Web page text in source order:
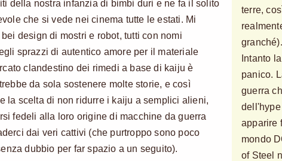
della nostra infanzia di bimbi duri e ne fa il solito
che si vede nei cinema tutte le estati. Mi
design di mostri e robot, tutti con nomi
sprazzi di autentico amore per il materiale
clandestino dei rimedi a base di kaiju è
da sola sostenere molte storie, e così
la scelta di non ridurre i kaiju a semplici alieni,
fedeli alla loro origine di macchine da guerra
dai veri cattivi (che purtroppo sono poco
dubbio per far spazio a un seguito).
terre,
granché).
Intanto
panico.
guerra
dell'hype
apparire
mondo
of Steel